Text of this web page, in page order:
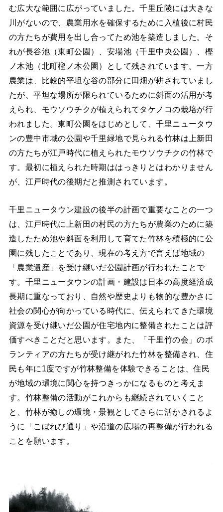
む広大な範囲に広がっていました。千里丘陵には大きな
川がないので、農業用水を確保するために入植後に村民
の方たちが費用を出し合ってため池を築造しました。そ
れが長谷池（東町公園）、安場池（千里中央公園）、樫
ノ木池（北町樫ノ木公園）として残されています。一方
農業は、比較的平坦な谷の部分に田畑が耕されていまし
たが、平坦な場所が限られているために斜面の活用が考
えられ、モウソウチクが植えられてタケノコの栽培が行
われました。東町公園をはじめとして、千里ニュータウ
ンの豊中市域の公園や千里緑地で見られる竹林は上新田
の方たちが江戸時代に植えられたモウソウチクの竹林で
す。最初に植えられた時期ははっきりとはわかりません
が、江戸時代の後期だと推測されています。
千里ニュータウン建設の後半の計画で重要なことの一つ
は、江戸時代に上新田の村民の方たちが農業のために築
造したため池や斜面を利用して育てた竹林を積極的に公
園に残したことであり、現在の考え方で言えば地域の
「農業遺産」を受け継いだ公園計画が行われたことで
す。千里ニュータウンの計画・建設は日本の高度経済成
長期に重なっており、自然や歴史よりも物的な豊かさに
社会の関心が向かっている時代に、伝えられてきた環境
資源を受け継いだ公園が住宅地内に整備されたことは評
価すべきことだと思います。また、「千里竹の会」のボ
ランティアの方たちが受け継がれた竹林を整備され、住
民も年に1度ですが竹林整備を体験できることは、住民
が地域の環境に関心を持つきっかになるものと考えま
す。竹林整備の活動がこれからも継続されていくこと
と、竹林が癒しの環境・景観としてさらに活かされるよ
うに「こぼれび通り」や沿道の広場の再整備が行われる
ことを願います。